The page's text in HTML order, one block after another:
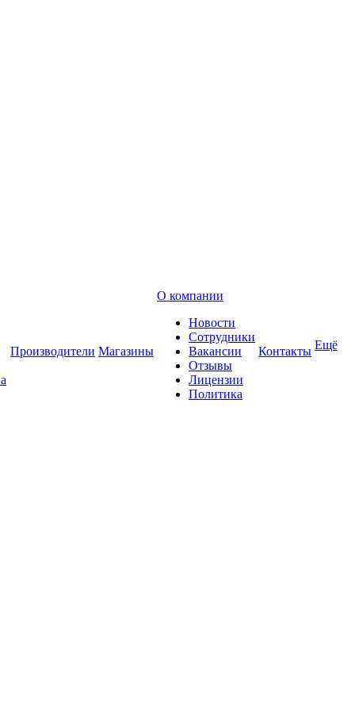
Производители Магазины
О компании
Новости
Сотрудники
Вакансии
Отзывы
Лицензии
Политика
Контакты Ещё